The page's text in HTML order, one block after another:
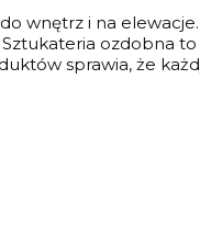
wnętrz i na
ozdobna
sprawia, że